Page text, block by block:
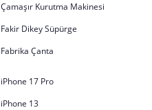
Çamaşır Kurutma Makinesi
Fakir Dikey Süpürge
Fabrika Çanta
iPhone 17 Pro
iPhone 13